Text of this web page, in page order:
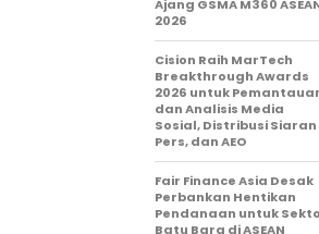
Ajang GSMA M360
2026
Cision Raih MarTech
Breakthrough Awards
2026 untuk
dan Analisis Media
Sosial, Distribusi Siaran
Pers, dan AEO
Fair Finance Asia Desak
Perbankan Hentikan
Pendanaan untuk
Batu Bara di ASEAN